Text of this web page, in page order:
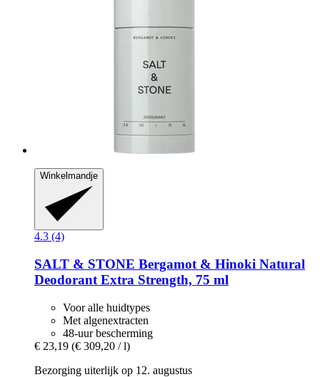
Winkelmandje
4.3 (4)
SALT & STONE Bergamot & Hinoki Natural
Deodorant Extra Strength, 75 ml
Voor alle huidtypes
Met algenextracten
48-uur bescherming
€ 23,19 (€ 309,20 / l)
Bezorging uiterlijk op 12. augustus